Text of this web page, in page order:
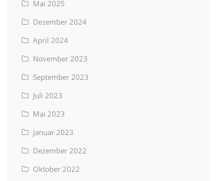
Mai 2025
Dezember 2024
April 2024
November 2023
September 2023
Juli 2023
Mai 2023
Januar 2023
Dezember 2022
Oktober 2022